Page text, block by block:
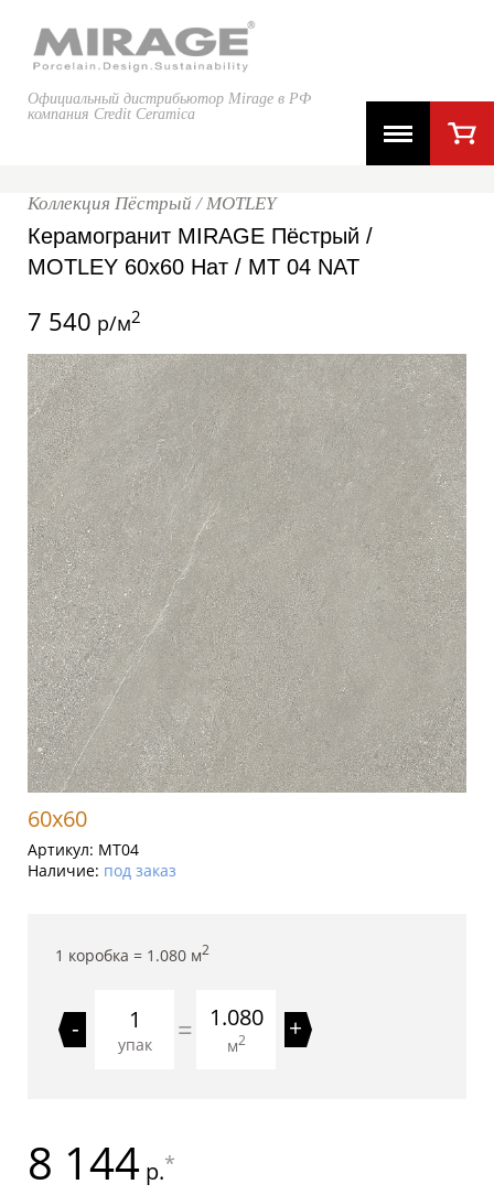
Официальный дистрибьютор Mirage в РФ
компания Credit Ceramica
Коллекция Пёстрый / MOTLEY
Керамогранит MIRAGE Пёстрый /
MOTLEY 60x60 Нат / MT 04 NAT
7 540 р/м2
60x60
Артикул: MT04
Наличие: под заказ
1 коробка = 1.080 м2
-
упак = 1.080
м2 +
8 144 р.*